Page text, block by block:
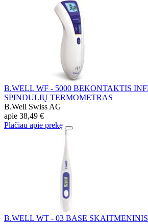
B.WELL WF - 5000 BEKONTAKTIS
SPINDULIŲ TERMOMETRAS
B.Well Swiss AG
apie 38,49 €
Plačiau apie prekę
B.WELL WT - 03 BASE